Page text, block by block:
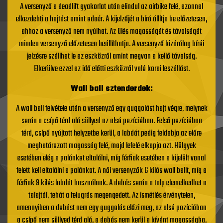
A versenyző a deadlift gyakorlat után elindul az airbike felé, azonnal
elkezdehti a hajtást amint odaér. A kijelzőjét a bíró állítja be előzetesen,
ahhoz a versenyző nem nyúlhat. Az ülés magasságát és távolságát
minden versenyző előzetesen beállíthatja. A versenyző kizárólag bírói
jelzésre szállhat le az eszközről amint megvan a kellő távolság.
Elkerülve ezzel az idő előtti eszközről való korai leszállást.
Wall ball sztenderdek:
A wall ball felvétele után a versenyző egy guggolást hajt végre, melynek
során a csípő térd alá süllyed az alsó pozícióban. Felső pozícióban
térd, csípő nyújtott helyzetbe kerül, a labdát pedig feldobja az előre
meghatározott magasság felé, majd lefelé elkapja azt. Hölgyek
esetében elég a palánkot eltalálni, míg férfiak esetében a kijelölt vonal
felett kell eltalálni a palánkot. A női versenyzők 6 kilós wall ballt, míg a
férfiak 9 kilós labdát használnak. A dobás során a talp elemelkedhet a
talajtól, tehát a felugrás megengedett. Az ismétlés érvénytelen,
amennyiben a dobást nem egy guggolás előzi meg, az alsó pozícióban